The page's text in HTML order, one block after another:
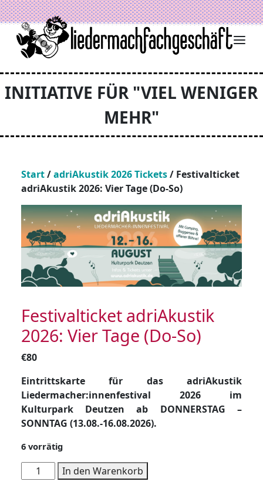
Zum Inhalt springen
INITIATIVE FÜR "VIEL WENIGER
MEHR"
Start/adriAkustik 2026 Tickets/ Festivalticket
adriAkustik 2026: Vier Tage (Do-So)
Festivalticket adriAkustik
2026: Vier Tage (Do-So)
€80
Eintrittskarte für das adriAkustik
Liedermacher:innenfestival 2026 im
Kulturpark Deutzen ab DONNERSTAG –
SONNTAG (13.08.-16.08.2026).
6 vorrätig
Festivalticket
adriAkustik
In den Warenkorb